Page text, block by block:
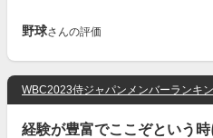
野球さんの評価
WBC2023侍ジャパンメンバーランキ
経験が豊富でここぞという時